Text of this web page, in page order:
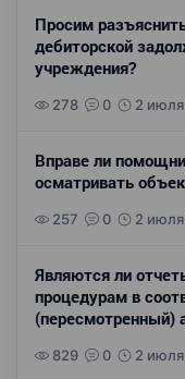
Просим
дебиторской
учреждения?
278 0 2
Вправе ли
осматривать
257 0 2
Являются ли
процедурам в
(пересмотренный)
829 0 2